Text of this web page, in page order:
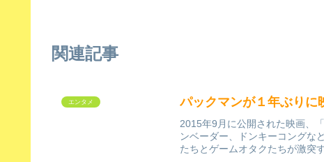
関連記事
エンタメ パックマンが１年ぶりに
2015年9月に公開された映画、
ンベーダー、ドンキーコングな
たちとゲームオタクたちが激突